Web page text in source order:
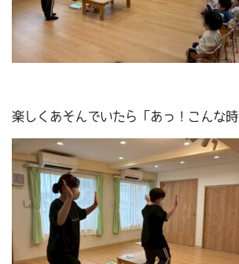
楽しくあそんでいたら「あっ！こんな時